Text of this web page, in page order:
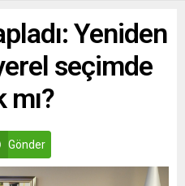
Yeniden
seçimde
Gönder